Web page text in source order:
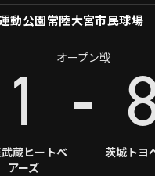
動公園常陸大宮市民球場
オープン戦
1
蔵ヒートベ
アーズ
-
茨城トヨ